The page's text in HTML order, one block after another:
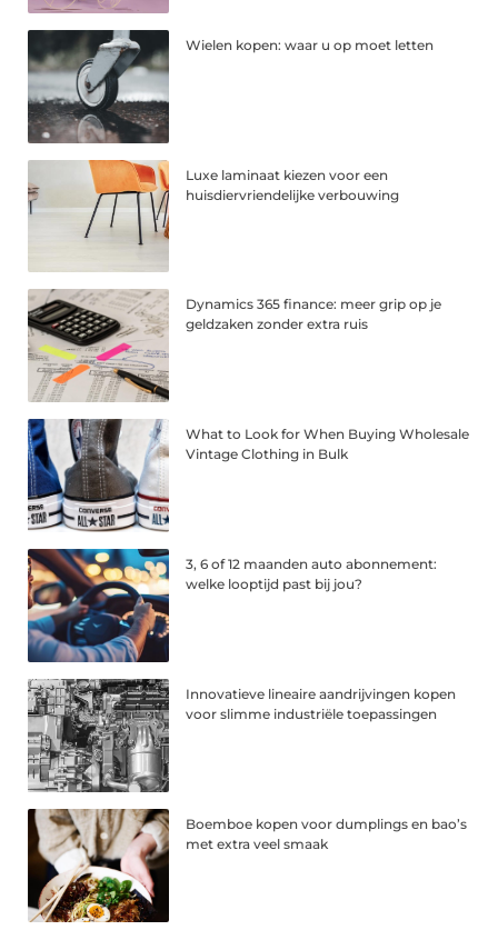
Wielen kopen: waar u op moet letten
Luxe laminaat kiezen voor een
huisdiervriendelijke verbouwing
Dynamics 365 finance: meer grip op je
geldzaken zonder extra ruis
What to Look for When Buying Wholesale
Vintage Clothing in Bulk
3, 6 of 12 maanden auto abonnement:
welke looptijd past bij jou?
Innovatieve lineaire aandrijvingen kopen
voor slimme industriële toepassingen
Boemboe kopen voor dumplings en bao’s
met extra veel smaak